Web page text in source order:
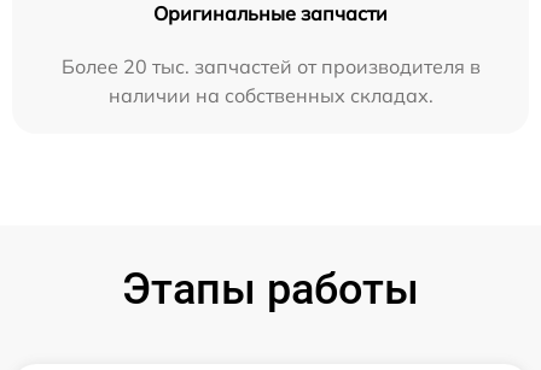
Оригинальные запчасти
Более 20 тыс. запчастей от производителя в
наличии на собственных складах.
Этапы работы